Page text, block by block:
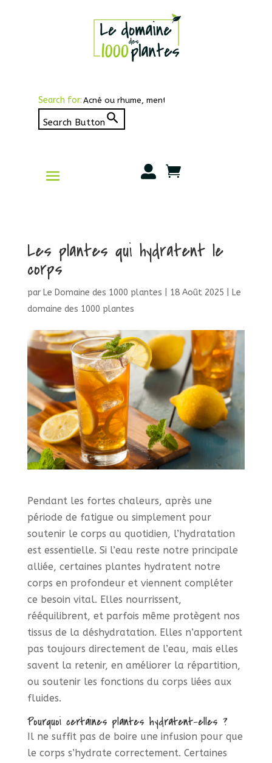
Search for:
Search Button
 
Les plantes qui hydratent le
corps
par Le Domaine des 1000 plantes 18 Août 2025
Le
domaine des 1000 plantes
Pendant les fortes chaleurs, après une
période de fatigue ou simplement pour
soutenir le corps au quotidien, l’hydratation
est essentielle. Si l’eau reste notre principale
alliée, certaines plantes hydratent notre
corps en profondeur et viennent compléter
ce besoin vital. Elles nourrissent,
rééquilibrent, et parfois même protègent nos
tissus de la déshydratation. Elles n’apportent
pas toujours directement de l’eau, mais elles
savent la retenir, en améliorer la répartition,
ou soutenir les fonctions du corps liées aux
fluides.
Pourquoi certaines plantes hydratent-elles ?
Il ne suffit pas de boire une infusion pour que
le corps s’hydrate correctement. Certaines